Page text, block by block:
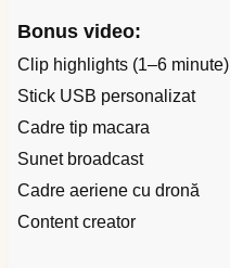
Bonus video:
Clip highlights (1–6 minute)
Stick USB personalizat
Cadre tip macara
Sunet broadcast
Cadre aeriene cu dronă
Content creator